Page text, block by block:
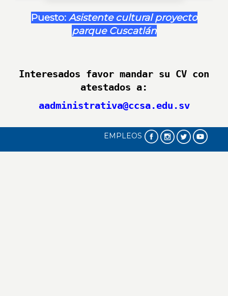
Puesto: Asistente cultural proyecto
parque Cuscatlán
Interesados favor mandar su CV con
atestados a:
aadministrativa@ccsa.edu.sv
EMPLEOS